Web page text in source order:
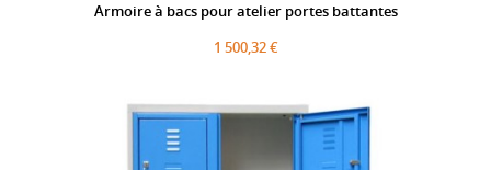
Armoire à bacs pour atelier portes battantes
1 500,32 €